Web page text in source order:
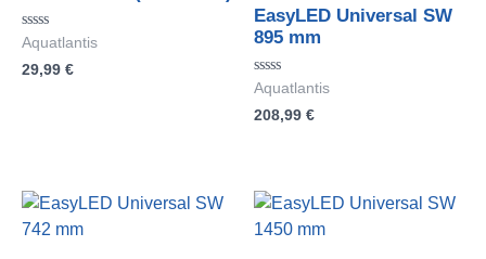
Bewertet
mit
0
Aquatlantis
29,99 €
EasyLED Universal SW
895 mm
Bewertet
mit
0
Aquatlantis
208,99 €